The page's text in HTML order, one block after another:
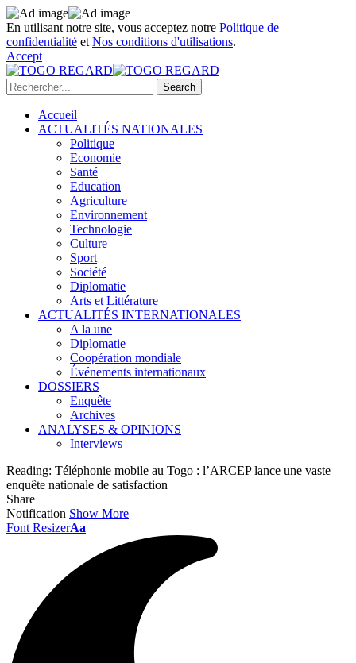
En utilisant notre site, vous acceptez notre Politique de
confidentialité et Nos conditions d'utilisations.
Accept
Accueil
ACTUALITÉS NATIONALES
Politique
Economie
Santé
Education
Agriculture
Environnement
Technologie
Culture
Sport
Société
Diplomatie
Arts et Littérature
ACTUALITÉS INTERNATIONALES
A la une
Diplomatie
Coopération mondiale
Événements internationaux
DOSSIERS
Enquête
Archives
ANALYSES & OPINIONS
Interviews
Reading: Téléphonie mobile au Togo : l’ARCEP lance une vaste
enquête nationale de satisfaction
Share
Notification Show More
Font ResizerAa